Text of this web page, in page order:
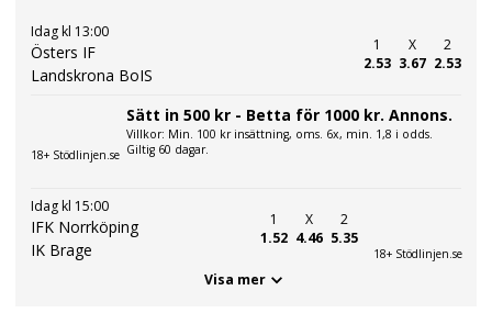
Idag kl 13:00
Östers IF
Landskrona BoIS
1
2.53
X
3.67
2
2.53
18+ Stödlinjen.se
Sätt in 500 kr - Betta för 1000 kr. Annons.
Villkor: Min. 100 kr insättning, oms. 6x, min. 1,8 i odds.
Giltig 60 dagar.
Idag kl 15:00
IFK Norrköping
IK Brage
1
1.52
X
4.46
2
5.35
18+ Stödlinjen.se
Visa mer